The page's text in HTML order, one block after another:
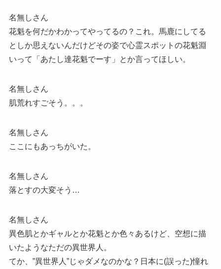
名無しさん
花魁を何だかわかってやってるの？これ。馬鹿にしてる
としか思えないんだけどその姿で心霊スポットの花魁淵
いって「あたし達花魁でーす」とか言ってほしい。
名無しさん
肌荒れすごそう。。。
名無しさん
ここにもあっちがいた。
名無しさん
落とすの大変そう…
名無しさん
異色肌とかギャルとか花魁とか色々あるけど、空想に描
いたようなただの異世界人。
てか、”異世界人”じゃダメなのかな？日本に(誤った)憧れ